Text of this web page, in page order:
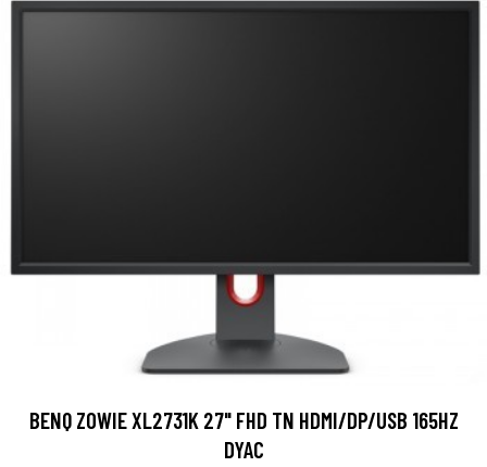
BENQ ZOWIE XL2731K 27" FHD TN HDMI/DP/USB 165HZ
DYAC